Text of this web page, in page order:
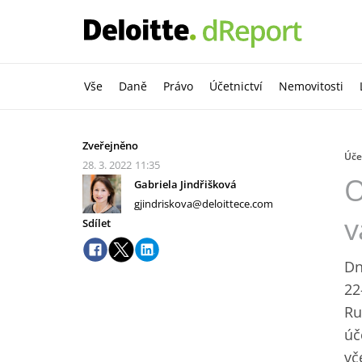
Vše Daně Právo Účetnictví Nemovitosti
Zveřejněno
28. 3. 2022 11:35
Gabriela Jindřišková
gjindriskova@deloittece.com
Sdílet